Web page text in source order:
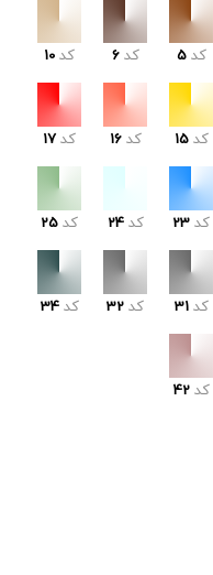
کد 5 کد 6 کد 10
کد 15 کد 16 کد 17
کد 23 کد 24 کد 25
کد 31 کد 32 کد 34
کد 42